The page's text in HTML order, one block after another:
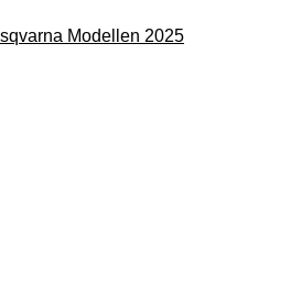
Modellen 2025